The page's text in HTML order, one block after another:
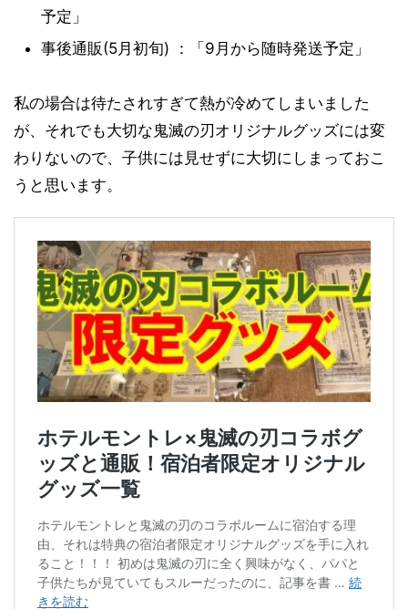
予定」
事後通販(5月初旬) ：「9月から随時発送予定」
私の場合は待たされすぎて熱が冷めてしまいました
が、それでも大切な鬼滅の刃オリジナルグッズには変
わりないので、子供には見せずに大切にしまっておこ
うと思います。